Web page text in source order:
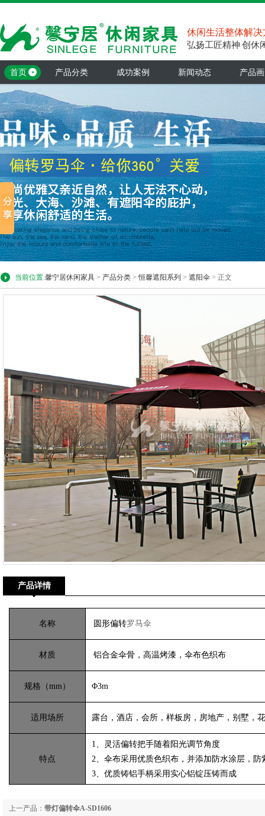
休闲生活整体解决
弘扬工匠精神 创休
首页 产品分类 成功案例 新闻动态 产品
当前位置:馨宁居休闲家具 > 产品分类 >恒馨遮阳系列 > 遮阳伞 > 正文
产品详情
名称 圆形偏转罗马伞
材质 铝合金伞骨，高温烤漆，伞布色织布
规格（mm） Φ3m
适用场所 露台，酒店，会所，样板房，房地产，别墅，
特点
1、灵活偏转把手随着阳光调节角度
2、伞布采用优质色织布，并添加防水涂层，
3、优质铸铝手柄采用实心铝锭压铸而成
上一产品： 带灯偏转伞A-SD1606